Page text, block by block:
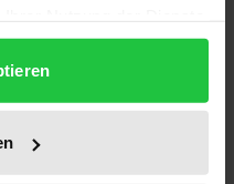
Forschungsarbeiten
Ziel der Studie
der
regionaler Ebene zu